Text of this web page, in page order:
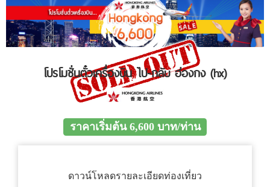
โปรโมชั่นตั๋วเครื่องบิน ไป-กลับ ฮ่องกง (hx)
ราคาเริ่มต้น 6,600 บาท/ท่าน
ดาวน์โหลดรายละเอียดท่องเที่ยว